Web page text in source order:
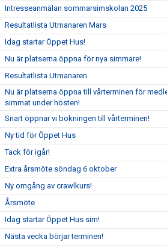
Intresseanmälan sommarsimskolan 2025
Resultatlista Utmanaren Mars
Idag startar Öppet Hus!
Nu är platserna öppna för nya simmare!
Resultatlista Utmanaren
Nu är platserna öppna till vårterminen för
simmat under hösten!
Snart öppnar vi bokningen till vårterminen!
Ny tid för Öppet Hus
Tack för igår!
Extra årsmöte söndag 6 oktober
Ny omgång av crawlkurs!
Årsmöte
Idag startar Öppet Hus sim!
Nästa vecka börjar terminen!